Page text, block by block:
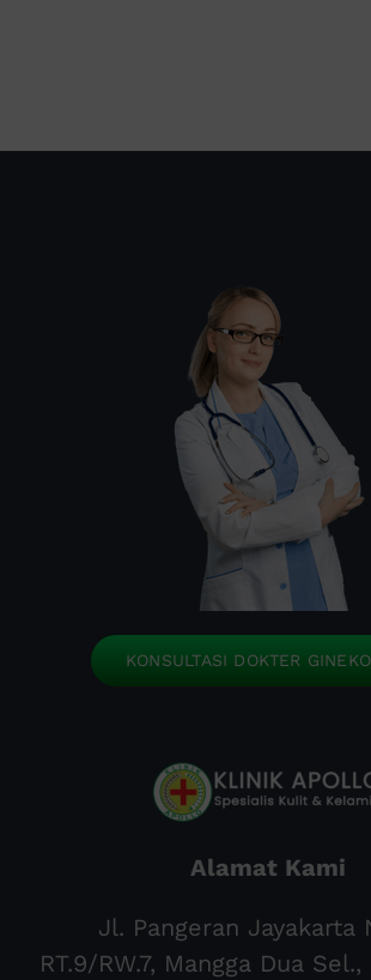
KONSULTASI DOKTER
Alamat Kami
Jl. Pangeran Jayakarta
RT.9/RW.7, Mangga Dua